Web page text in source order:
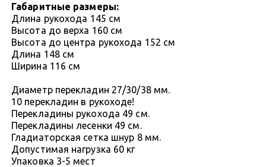
Габаритные размеры:
Длина рукохода 145 см
Высота до верха 160 см
Высота до центра рукохода 152 см
Длина 148 см
Ширина 116 см
Диаметр перекладин 27/30/38 мм.
10 перекладин в рукоходе!
Перекладины рукохода 49 см.
Перекладины лесенки 49 см.
Гладиаторская сетка шнур 8 мм.
Допустимая нагрузка 60 кг
Упаковка 3-5 мест